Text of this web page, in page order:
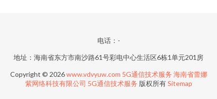
电话：-
地址：海南省东方市南沙路61号彩电中心生活区6栋1单元201房
Copyright © 2026www.vdvyuw.com 5G通信技术服务 海南省蕾娜
紫网络科技有限公司 5G通信技术服务 版权所有Sitemap